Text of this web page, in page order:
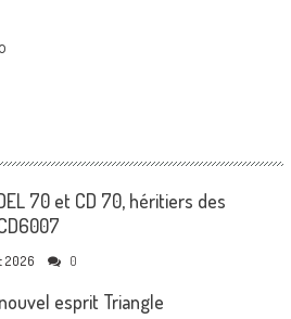
70 et CD 70, héritiers des
2026 0
esprit Triangle